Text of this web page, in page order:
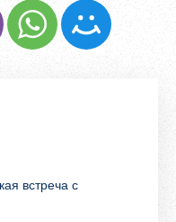
встреча с